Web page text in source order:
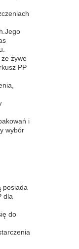
żywe
PP
i
wybór
posiada
dla
do